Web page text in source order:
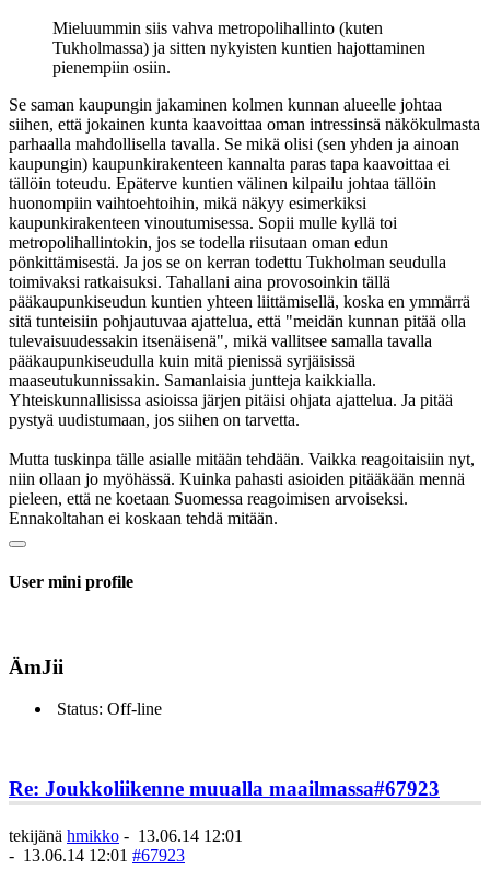
Mieluummin siis vahva metropolihallinto (kuten
Tukholmassa) ja sitten nykyisten kuntien hajottaminen
pienempiin osiin.
Se saman kaupungin jakaminen kolmen kunnan alueelle johtaa
siihen, että jokainen kunta kaavoittaa oman intressinsä näkökulmasta
parhaalla mahdollisella tavalla. Se mikä olisi (sen yhden ja ainoan
kaupungin) kaupunkirakenteen kannalta paras tapa kaavoittaa ei
tällöin toteudu. Epäterve kuntien välinen kilpailu johtaa tällöin
huonompiin vaihtoehtoihin, mikä näkyy esimerkiksi
kaupunkirakenteen vinoutumisessa. Sopii mulle kyllä toi
metropolihallintokin, jos se todella riisutaan oman edun
pönkittämisestä. Ja jos se on kerran todettu Tukholman seudulla
toimivaksi ratkaisuksi. Tahallani aina provosoinkin tällä
pääkaupunkiseudun kuntien yhteen liittämisellä, koska en ymmärrä
sitä tunteisiin pohjautuvaa ajattelua, että "meidän kunnan pitää olla
tulevaisuudessakin itsenäisenä", mikä vallitsee samalla tavalla
pääkaupunkiseudulla kuin mitä pienissä syrjäisissä
maaseutukunnissakin. Samanlaisia juntteja kaikkialla.
Yhteiskunnallisissa asioissa järjen pitäisi ohjata ajattelua. Ja pitää
pystyä uudistumaan, jos siihen on tarvetta.
Mutta tuskinpa tälle asialle mitään tehdään. Vaikka reagoitaisiin nyt,
niin ollaan jo myöhässä. Kuinka pahasti asioiden pitääkään mennä
pieleen, että ne koetaan Suomessa reagoimisen arvoiseksi.
Ennakoltahan ei koskaan tehdä mitään.
User mini profile
ÄmJii
Status: Off-line
Re: Joukkoliikenne muualla maailmassa#67923
tekijänä hmikko - 13.06.14 12:01
- 13.06.14 12:01 #67923